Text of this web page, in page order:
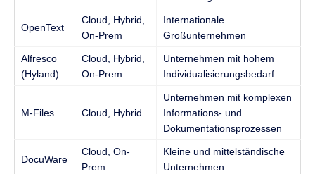
OpenText
Cloud, Hybrid,
On-Prem
Internationale
Großunternehmen
Alfresco
(Hyland)
Cloud, Hybrid,
On-Prem
Unternehmen mit hohem
Individualisierungsbedarf
M-Files Cloud, Hybrid
Unternehmen mit komplexen
Informations- und
Dokumentationsprozessen
DocuWare
Cloud, On-
Prem
Kleine und mittelständische
Unternehmen